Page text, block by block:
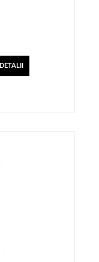
DETALII